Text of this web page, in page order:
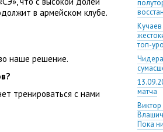
в армейском клубе.
наше решение.
тренироваться с нами
топ-
матча
Пока